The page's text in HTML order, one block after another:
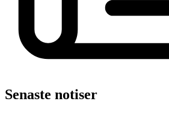
Senaste notiser